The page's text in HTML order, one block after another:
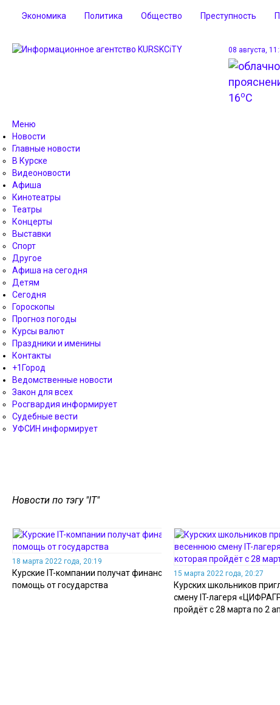
Экономика Политика Общество Преступность
08 августа,
16oC
Меню
Новости
Главные новости
В Курске
Видеоновости
Афиша
Кинотеатры
Театры
Концерты
Выставки
Спорт
Другое
Афиша на сегодня
Детям
Сегодня
Гороскопы
Прогноз погоды
Курсы валют
Праздники и именины
Контакты
+1Город
Ведомственные новости
Закон для всех
Росгвардия информирует
Судебные вести
УФСИН информирует
Новости по тэгу "IT"
18 марта 2022 года, 20:19
Курские IT-компании получат финансовую
помощь от государства
15 марта 2022 года, 20:27
Курских школьников
смену IT-лагеря
пройдёт с 28 марта по 2